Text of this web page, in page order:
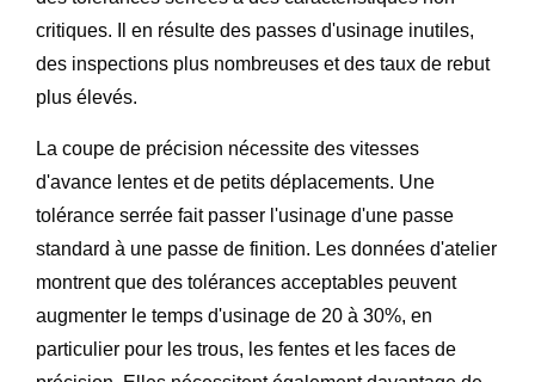
critiques. Il en résulte des passes d'usinage inutiles,
des inspections plus nombreuses et des taux de rebut
plus élevés.
La coupe de précision nécessite des vitesses
d'avance lentes et de petits déplacements. Une
tolérance serrée fait passer l'usinage d'une passe
standard à une passe de finition. Les données d'atelier
montrent que des tolérances acceptables peuvent
augmenter le temps d'usinage de 20 à 30%, en
particulier pour les trous, les fentes et les faces de